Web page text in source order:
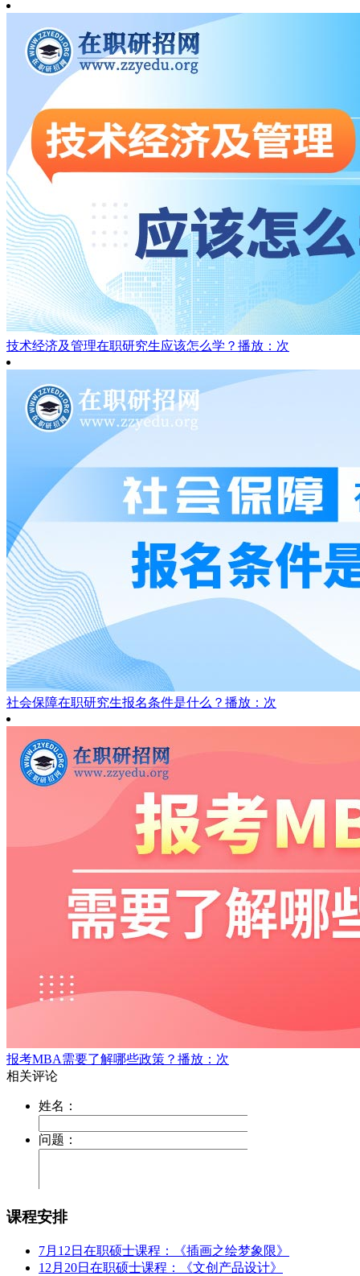
技术经济及管理在职研究生应该怎么学？ 播放：次
社会保障在职研究生报名条件是什么？ 播放：次
报考MBA需要了解哪些政策？ 播放：次
课程安排
7月12日在职硕士课程：《插画之绘梦象限》
12月20日在职硕士课程：《文创产品设计》